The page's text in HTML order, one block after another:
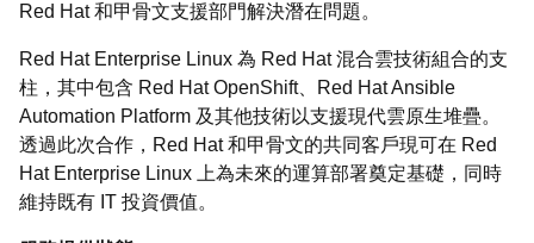
Red Hat 和甲骨文支援部門解決潛在問題。
Red Hat Enterprise Linux 為 Red Hat 混合雲技術組合的支
柱，其中包含 Red Hat OpenShift、Red Hat Ansible
Automation Platform 及其他技術以支援現代雲原生堆疊。
透過此次合作，Red Hat 和甲骨文的共同客戶現可在 Red
Hat Enterprise Linux 上為未來的運算部署奠定基礎，同時
維持既有 IT 投資價值。